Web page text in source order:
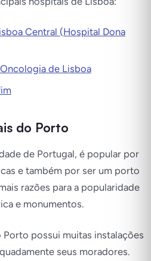
Central (Hospital Dona
de Lisboa
do Porto
de Portugal, é popular por
e também por ser um porto
razões para a popularidade
e monumentos.
possui muitas instalações
seus moradores.